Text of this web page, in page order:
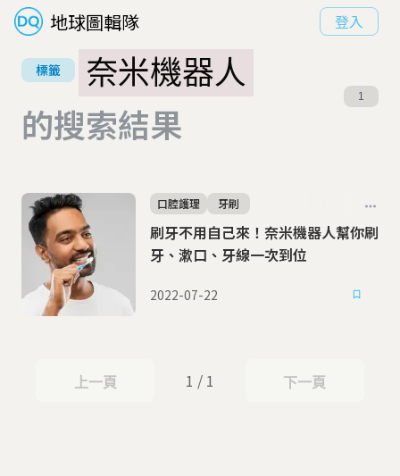
地球圖輯隊 登入
標籤
奈米機器人
的搜索結果
1
刷牙不用自己來！奈米機器人幫你刷
牙、漱口、牙線一次到位
口腔護理 牙刷
2022-07-22
上一頁
上一頁 1 / 1 下一頁
下一頁